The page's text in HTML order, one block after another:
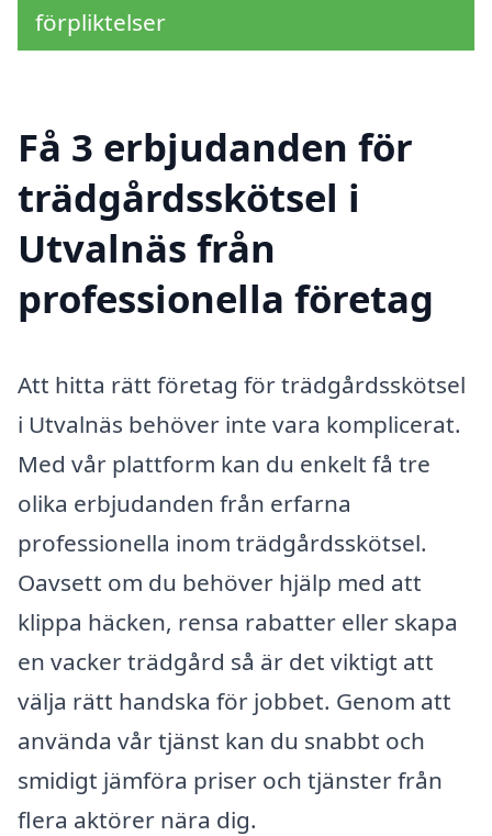
förpliktelser
Få 3 erbjudanden för
trädgårdsskötsel i
Utvalnäs från
professionella företag
Att hitta rätt företag för trädgårdsskötsel
i Utvalnäs behöver inte vara komplicerat.
Med vår plattform kan du enkelt få tre
olika erbjudanden från erfarna
professionella inom trädgårdsskötsel.
Oavsett om du behöver hjälp med att
klippa häcken, rensa rabatter eller skapa
en vacker trädgård så är det viktigt att
välja rätt handska för jobbet. Genom att
använda vår tjänst kan du snabbt och
smidigt jämföra priser och tjänster från
flera aktörer nära dig.